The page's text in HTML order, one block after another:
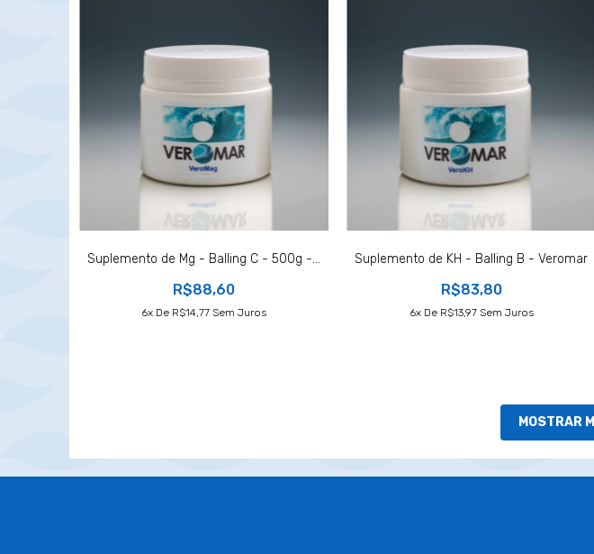
Suplemento de Mg - Balling C - 500g -...
R$88,60
6X De R$14,77 Sem Juros
Suplemento de KH - Balling B - Veromar
R$83,80
6X De R$13,97Sem Juros
MOSTRAR